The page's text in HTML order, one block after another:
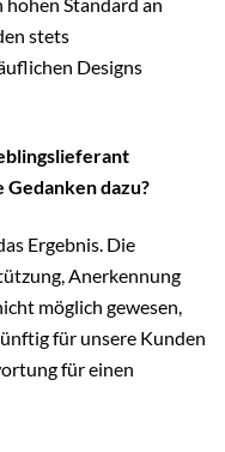
hohen Standard an
stets
Designs
Gedanken dazu?
Ergebnis. Die
Anerkennung
möglich gewesen,
für unsere Kunden
für einen